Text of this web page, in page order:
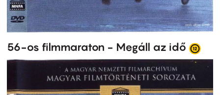
56-os filmmaraton - Megáll az idő